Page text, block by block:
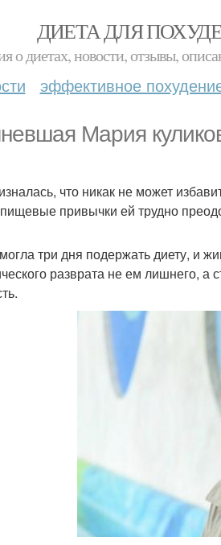
ДИЕТА ДЛЯ
о диетах, новости, отзывы,
эффективное
Мария
что никак не может
привычки ей трудно
три дня подержать диету, и
разврата не ем лишнего, а